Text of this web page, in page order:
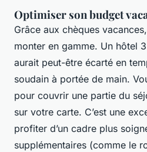
Optimiser son budget
Grâce aux chèques
monter en gamme. Un hôtel
aurait peut-être écarté en
soudain à portée de main.
pour couvrir une partie du
sur votre carte. C’est une
profiter d’un cadre plus
supplémentaires (comme le